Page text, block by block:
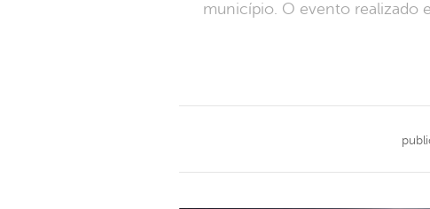
município. O evento realizado